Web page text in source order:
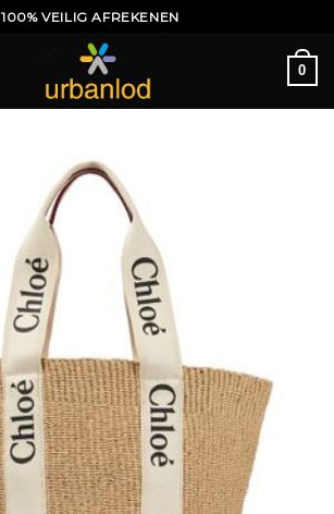
100% VEILIG AFREKENEN
0